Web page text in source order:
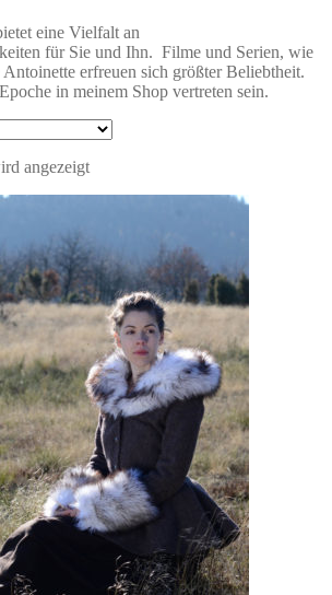
eine Vielfalt an
für Sie und Ihn. Filme und Serien, wie
erfreuen sich größter Beliebtheit.
in meinem Shop vertreten sein.
angezeigt